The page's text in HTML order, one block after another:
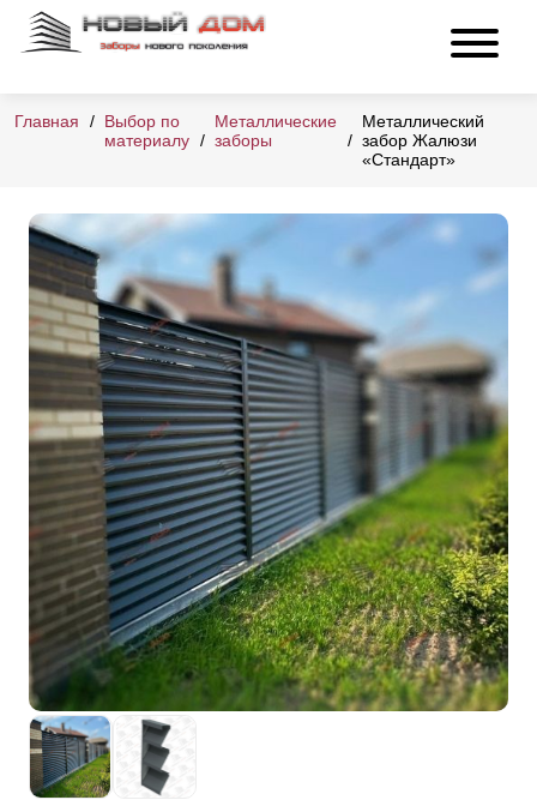
Главная
Выбор по
материалу
Металлические
заборы
Металлический
забор Жалюзи
«Стандарт»